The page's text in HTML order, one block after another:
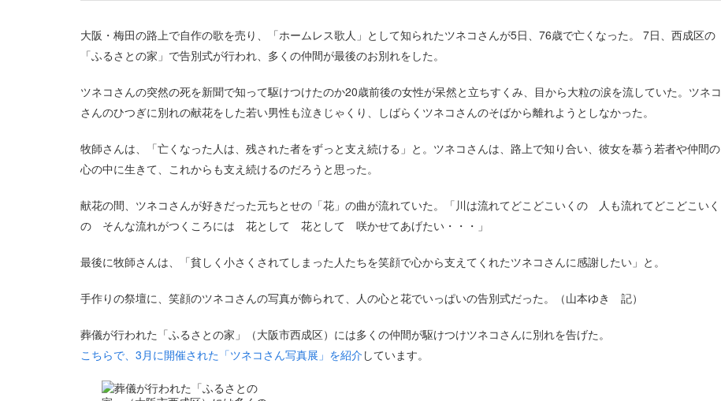
大阪・梅田の路上で自作の歌を売り、「ホームレス歌人」として知られたツネコさんが5日、76歳で亡くなった。 7日、西成区の
「ふるさとの家」で告別式が行われ、多くの仲間が最後のお別れをした。
ツネコさんの突然の死を新聞で知って駆けつけたのか20歳前後の女性が呆然と立ちすくみ、目から大粒の涙を流していた。ツネコ
さんのひつぎに別れの献花をした若い男性も泣きじゃくり、しばらくツネコさんのそばから離れようとしなかった。
牧師さんは、「亡くなった人は、残された者をずっと支え続ける」と。ツネコさんは、路上で知り合い、彼女を慕う若者や仲間の
心の中に生きて、これからも支え続けるのだろうと思った。
献花の間、ツネコさんが好きだった元ちとせの「花」の曲が流れていた。「川は流れてどこどこいくの 人も流れてどこどこいく
の そんな流れがつくころには 花として 花として 咲かせてあげたい・・・」
最後に牧師さんは、「貧しく小さくされてしまった人たちを笑顔で心から支えてくれたツネコさんに感謝したい」と。
手作りの祭壇に、笑顔のツネコさんの写真が飾られて、人の心と花でいっぱいの告別式だった。（山本ゆき 記）
葬儀が行われた「ふるさとの家」（大阪市西成区）には多くの仲間が駆けつけツネコさんに別れを告げた。
こちらで、3月に開催された「ツネコさん写真展」を紹介 しています。